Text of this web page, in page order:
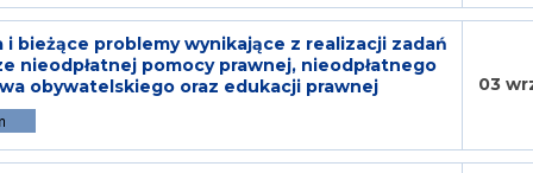
i bieżące problemy wynikające z realizacji zadań
nieodpłatnej pomocy prawnej, nieodpłatnego
obywatelskiego oraz edukacji prawnej
03